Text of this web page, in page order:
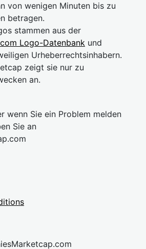
von wenigen Minuten bis zu
betragen.
stammen aus der
Logo-Datenbank und
Urheberrechtsinhabern.
zeigt sie nur zu
an.
wenn Sie ein Problem melden
Sie an